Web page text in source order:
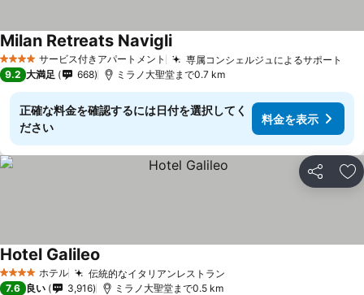
4 ホテルのランクサービス付きアパートメント 専属コンシェルジュによるサポート
Milan Retreats Navigli
9.2 大満足 668 ミラノ大聖堂まで0.7 km
正確な料金を確認するには日付を選択してく
ださい
料金を表示
シェア お
4 ホテルのランク
ホテル 伝統的なイタリアンレストラン
Hotel Galileo
7.6 良い 3,916 ミラノ大聖堂まで0.5 km